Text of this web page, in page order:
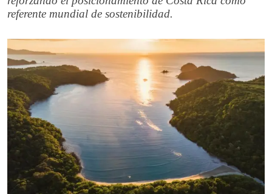
referente mundial de sostenibilidad.